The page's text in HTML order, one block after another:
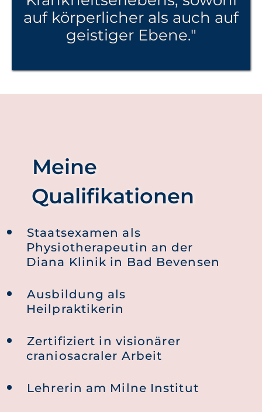
auf körperlicher als auch auf
geistiger Ebene."
Meine
Qualifikationen
Staatsexamen als
Physiotherapeutin an der
Diana Klinik in Bad Bevensen
Ausbildung als
Heilpraktikerin
Zertifiziert in visionärer
craniosacraler Arbeit
Lehrerin am Milne Institut